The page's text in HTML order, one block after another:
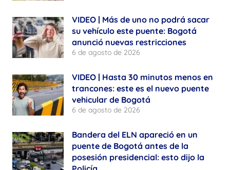
VIDEO | Más de uno no podrá sacar
su vehículo este puente: Bogotá
anunció nuevas restricciones
6 de agosto de 2026
VIDEO | Hasta 30 minutos menos en
trancones: este es el nuevo puente
vehicular de Bogotá
6 de agosto de 2026
Bandera del ELN apareció en un
puente de Bogotá antes de la
posesión presidencial: esto dijo la